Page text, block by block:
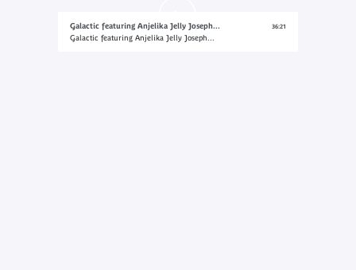
Galactic featuring Anjelika Jelly Joseph...
Galactic featuring Anjelika Jelly Joseph...
36:21